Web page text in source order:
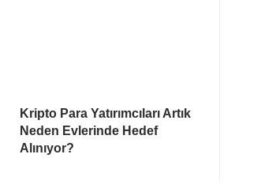
Kripto Para Yatırımcıları Artık
Neden Evlerinde Hedef
Alınıyor?